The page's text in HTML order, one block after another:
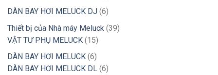
phẩm
sản
phẩm
DÀN BAY HƠI MELUCK DJ 66
sản
phẩm
Thiết bị của Nhà máy Meluck 3939
VẬT TƯ PHỤ MELUCK 1515
sản
phẩm
DÀN BAY HƠI MELUCK 66
sản
DÀN BAY HƠI MELUCK DL 66